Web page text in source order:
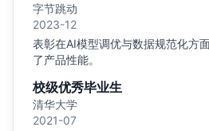
字节跳动
2023-12
表彰在AI模型调优与数据规范化方
了产品性能。
校级优秀毕业生
清华大学
2021-07